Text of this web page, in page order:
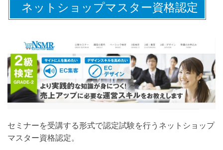
ネットショップマスター資格認定
セミナーを受講する形式で認定試験を行うネットショップ
マスター資格認定。